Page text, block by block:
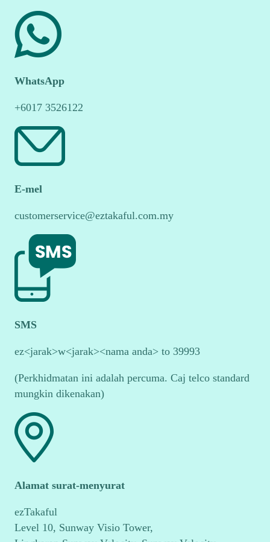
WhatsApp
+6017 3526122
E-mel
customerservice@eztakaful.com.my
SMS
ez<jarak>w<jarak><nama anda> to 39993
(Perkhidmatan ini adalah percuma. Caj telco standard
mungkin dikenakan)
Alamat surat-menyurat
ezTakaful
Level 10, Sunway Visio Tower,